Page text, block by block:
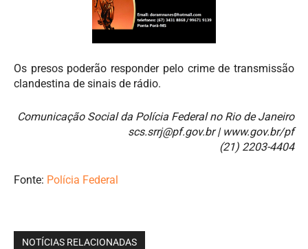
Os presos poderão responder pelo crime de transmissão
clandestina de sinais de rádio.
Comunicação Social da Polícia Federal no Rio de Janeiro
scs.srrj@pf.gov.br| www.gov.br/pf
(21) 2203-4404
Fonte: Polícia Federal
NOTÍCIAS RELACIONADAS